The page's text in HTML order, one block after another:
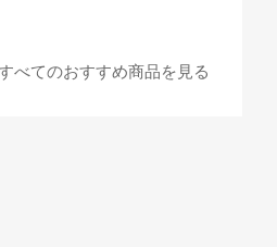
べてのおすすめ商品を見る